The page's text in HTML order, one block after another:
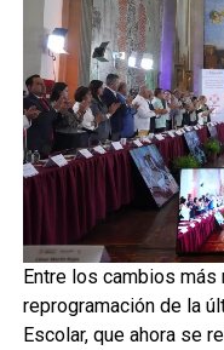
Entre los cambios
reprogramación de la
Escolar, que ahora se